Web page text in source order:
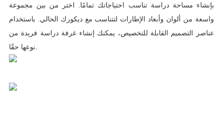
بإنشاء مساحة دراسة تناسب احتياجاتك تمامًا. اختر من بين مجموعة
واسعة من ألوان وأبعاد الإطارات لتتناسب مع ديكورك الحالي. باستخدام
عناصر التصميم القابلة للتخصيص، يمكنك إنشاء غرفة دراسة فريدة من